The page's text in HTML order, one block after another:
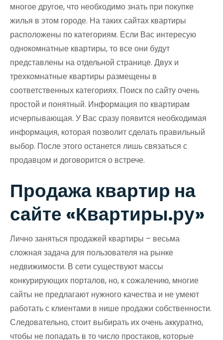
многое другое, что необходимо знать при покупке
жилья в этом городе. На таких сайтах квартиры
расположены по категориям. Если Вас интересую
однокомнатные квартиры, то все они будут
представлены на отдельной странице. Двух и
трехкомнатные квартиры размещены в
соответственных категориях. Поиск по сайту очень
простой и понятный. Информация по квартирам
исчерпывающая. У Вас сразу появится необходимая
информация, которая позволит сделать правильный
выбор. После этого останется лишь связаться с
продавцом и договорится о встрече.
Продажа квартир на
сайте «Квартиры.ру»
Лично заняться продажей квартиры – весьма
сложная задача для пользователя на рынке
недвижимости. В сети существуют массы
конкурирующих порталов, но, к сожалению, многие
сайты не предлагают нужного качества и не умеют
работать с клиентами в нише продажи собственности.
Следовательно, стоит выбирать их очень аккуратно,
чтобы не попадать в то число простаков, которые